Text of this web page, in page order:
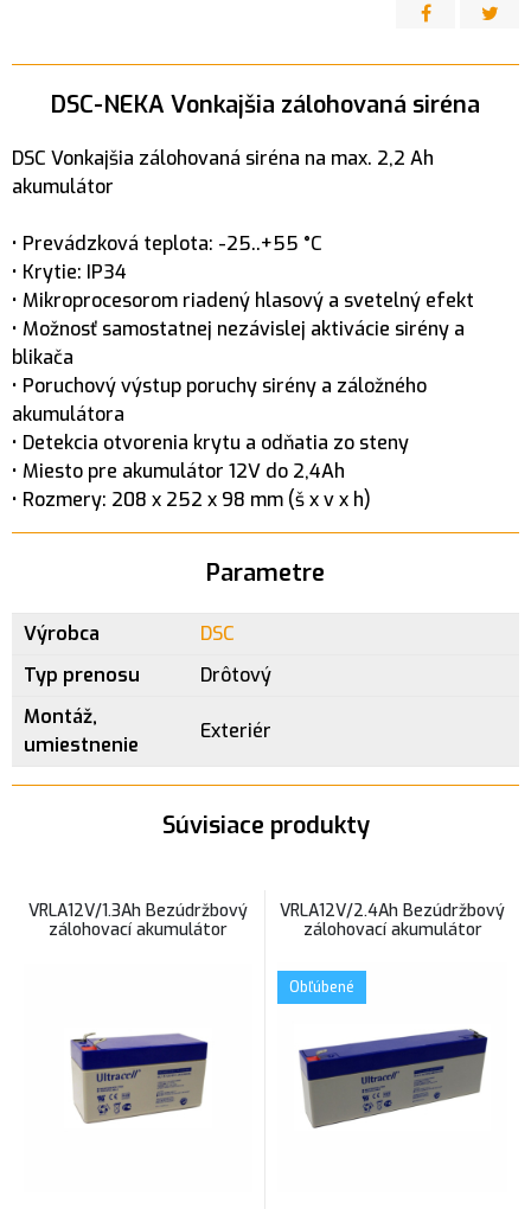
DSC-NEKA Vonkajšia zálohovaná siréna
DSC Vonkajšia zálohovaná siréna na max. 2,2 Ah
akumulátor
• Prevádzková teplota: -25..+55 °C
• Krytie: IP34
• Mikroprocesorom riadený hlasový a svetelný efekt
• Možnosť samostatnej nezávislej aktivácie sirény a
blikača
• Poruchový výstup poruchy sirény a záložného
akumulátora
• Detekcia otvorenia krytu a odňatia zo steny
• Miesto pre akumulátor 12V do 2,4Ah
• Rozmery: 208 x 252 x 98 mm (š x v x h)
Parametre
Výrobca
DSC
Typ prenosu
Drôtový
Montáž,
umiestnenie
Exteriér
Súvisiace produkty
VRLA12V/1.3Ah Bezúdržbový
zálohovací akumulátor
VRLA12V/2.4Ah Bezúdržbový
zálohovací akumulátor
Obľúbené